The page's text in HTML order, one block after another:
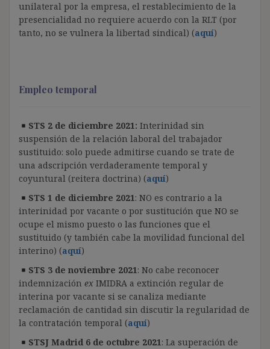
unilateral por la empresa, el restablecimiento de la
presencialidad no requiere acuerdo con la RLT (por
tanto, no se vulnera la libertad sindical) (aquí)
Empleo temporal
STS 2 de diciembre 2021: Interinidad sin
suspensión de la relación laboral del trabajador
sustituido: solo puede admitirse cuando se trate de
una adscripción verdaderamente temporal y
coyuntural (reitera doctrina) (aquí)
STS 1 de diciembre 2021: NO es contrario a la
interinidad por vacante o por sustitución que NO se
ocupe el mismo puesto o las funciones que el
sustituido (y también cabe la movilidad funcional del
interino) (aquí)
STS 3 de noviembre 2021: No cabe reconocer
indemnización ex IMIDRA a extinción regular de
interina por vacante si se canaliza mediante
reclamación de cantidad sin discutir la regularidad de
la contratación temporal (aquí)
STSJ Madrid 6 de octubre 2021: La superación de